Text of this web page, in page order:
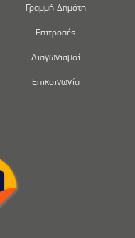
Γραμμή Δημότη
Επιτροπές
Διαγωνισμοί
Επικοινωνία